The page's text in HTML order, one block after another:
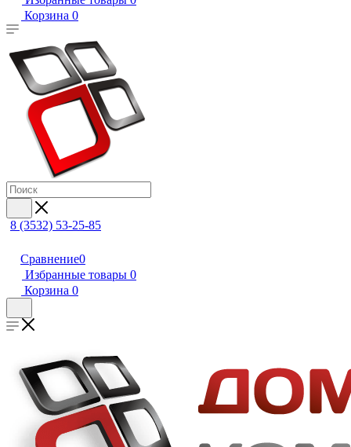
Корзина 0
8 (3532) 53-25-85
Сравнение0
Избранные товары 0
Корзина 0